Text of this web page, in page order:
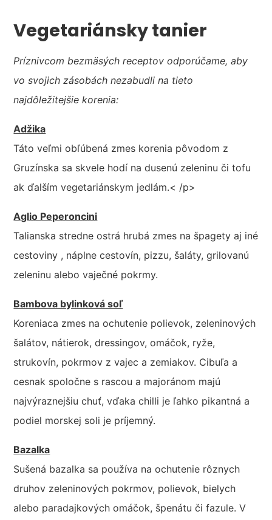
Vegetariánsky tanier
Príznivcom bezmäsých receptov odporúčame, aby
vo svojich zásobách nezabudli na tieto
najdôležitejšie korenia:
Adžika
Táto veľmi obľúbená zmes korenia pôvodom z
Gruzínska sa skvele hodí na dusenú zeleninu či tofu
ak ďalším vegetariánskym jedlám.< /p>
Aglio Peperoncini
Talianska stredne ostrá hrubá zmes na špagety aj iné
cestoviny , náplne cestovín, pizzu, šaláty, grilovanú
zeleninu alebo vaječné pokrmy.
Bambova bylinková soľ
Koreniaca zmes na ochutenie polievok, zeleninových
šalátov, nátierok, dressingov, omáčok, ryže,
strukovín, pokrmov z vajec a zemiakov. Cibuľa a
cesnak spoločne s rascou a majoránom majú
najvýraznejšiu chuť, vďaka chilli je ľahko pikantná a
podiel morskej soli je príjemný.
Bazalka
Sušená bazalka sa používa na ochutenie rôznych
druhov zeleninových pokrmov, polievok, bielych
alebo paradajkových omáčok, špenátu či fazule. V